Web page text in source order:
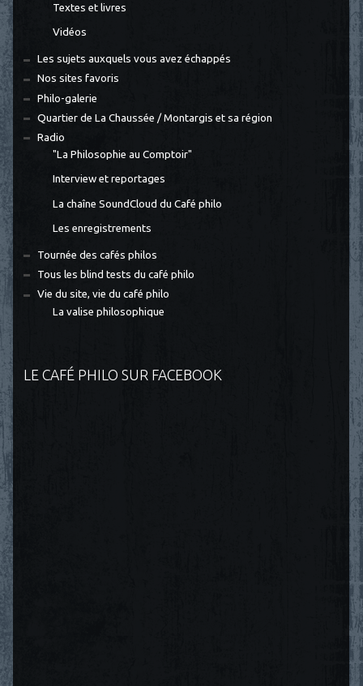
Textes et livres
Vidéos
Les sujets auxquels vous avez échappés
Nos sites favoris
Philo-galerie
Quartier de La Chaussée / Montargis et sa région
Radio
"La Philosophie au Comptoir"
Interview et reportages
La chaîne SoundCloud du Café philo
Les enregistrements
Tournée des cafés philos
Tous les blind tests du café philo
Vie du site, vie du café philo
La valise philosophique
LE CAFÉ PHILO SUR FACEBOOK